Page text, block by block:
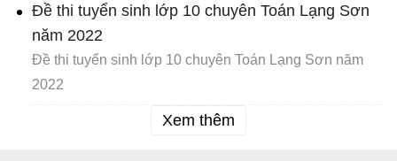
Đề thi tuyển sinh lớp 10 chuyên Toán Lạng Sơn
năm 2022
Đề thi tuyển sinh lớp 10 chuyên Toán Lạng Sơn năm
2022
Xem thêm